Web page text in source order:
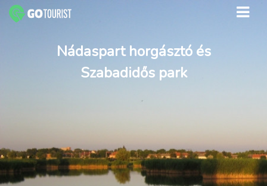
Nádaspart horgásztó és
Szabadidős park